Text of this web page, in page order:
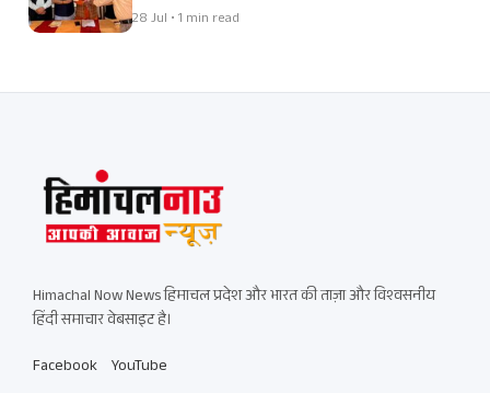
28 Jul • 1 min read
Himachal Now News हिमाचल प्रदेश और भारत की ताज़ा और विश्वसनीय
हिंदी समाचार वेबसाइट है।
Facebook YouTube